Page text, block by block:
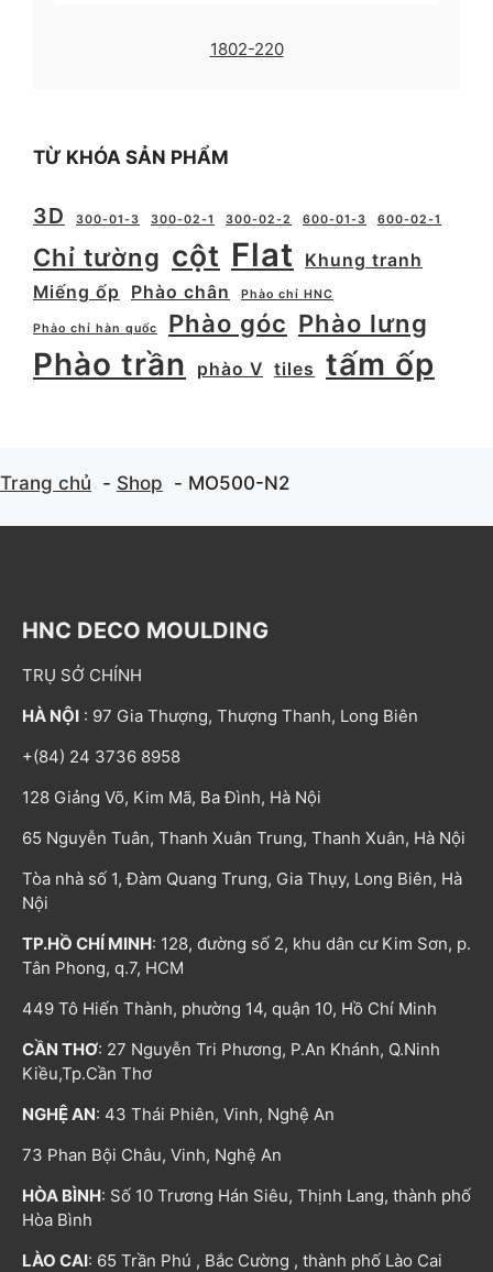
1802-220
TỪ KHÓA SẢN PHẨM
3D 300-01-3 300-02-1 300-02-2 600-01-3 600-02-1
Chỉ tường cột Flat
Khung tranh
Miếng ốp
Phào chân Phào chỉ HNC
Phào chỉ hàn quốc Phào góc Phào lưng
Phào trần phào V tiles tấm ốp
Trang chủ Shop MO500-N2
HNC DECO MOULDING
TRỤ SỞ CHÍNH
HÀ NỘI : 97 Gia Thượng, Thượng Thanh, Long Biên
+(84) 24 3736 8958
128 Giảng Võ, Kim Mã, Ba Đình, Hà Nội
65 Nguyễn Tuân, Thanh Xuân Trung, Thanh Xuân, Hà Nội
Tòa nhà số 1, Đàm Quang Trung, Gia Thụy, Long Biên, Hà
Nội
TP.HỒ CHÍ MINH: 128, đường số 2, khu dân cư Kim Sơn, p.
Tân Phong, q.7, HCM
449 Tô Hiến Thành, phường 14, quận 10, Hồ Chí Minh
CẦN THƠ: 27 Nguyễn Tri Phương, P.An Khánh, Q.Ninh
Kiều,Tp.Cần Thơ
NGHỆ AN: 43 Thái Phiên, Vinh, Nghệ An
73 Phan Bội Châu, Vinh, Nghệ An
HÒA BÌNH: Số 10 Trương Hán Siêu, Thịnh Lang, thành phố
Hòa Bình
LÀO CAI: 65 Trần Phú , Bắc Cường , thành phố Lào Cai